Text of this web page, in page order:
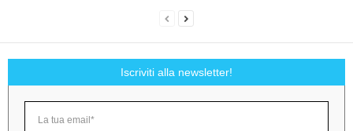
Iscriviti alla newsletter!